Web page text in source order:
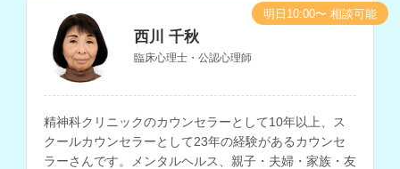
西川 千秋
臨床心理士・公認心理師
精神科クリニックのカウンセラーとして10年以上、ス
クールカウンセラーとして23年の経験があるカウンセ
ラーさんです。メンタルヘルス、親子・夫婦・家族・友
明日10:00〜 相談可能